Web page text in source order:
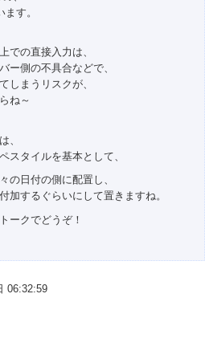
す。
での直接入力は、
ー側の不具合などで、
しまうリスクが、
ね～
、
スタイルを基本として、
の日付の側に配置し、
加するぐらいにして置きますね。
ークでどうぞ！
06:32:59